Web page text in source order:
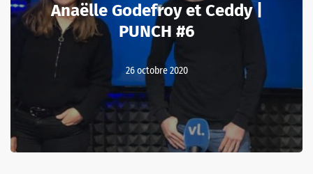
Anaëlle Godefroy et Ceddy |
PUNCH #6
26 octobre 2020